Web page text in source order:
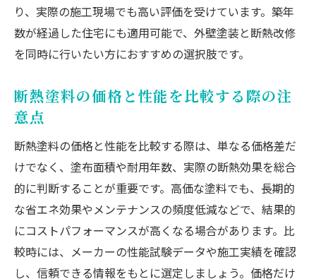
り、実際の施工現場でも高い評価を受けています。築年
数が経過した住宅にも適用可能で、外壁塗装と断熱改修
を同時に行いたい方におすすめの選択肢です。
断熱塗料の価格と性能を比較する際の注
意点
断熱塗料の価格と性能を比較する際は、単なる価格差だ
けでなく、塗布面積や耐用年数、実際の断熱効果を総合
的に判断することが重要です。高価な塗料でも、長期的
な省エネ効果やメンテナンスの頻度低減などで、結果的
にコストパフォーマンスが高くなる場合があります。比
較時には、メーカーの性能試験データや施工実績を確認
し、信頼できる情報をもとに選定しましょう。価格だけ